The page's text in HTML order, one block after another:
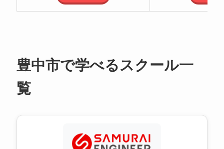
豊中市で学べるスクール一
覧